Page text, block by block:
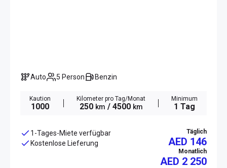
Auto 5 Person Benzin
Kaution
1000
Kilometer pro Tag/Monat
250 km / 4500 km
Minimum
1 Tag
1-Tages-Miete verfügbar
Kostenlose Lieferung
Täglich
AED 146
Monatlich
AED 2 250